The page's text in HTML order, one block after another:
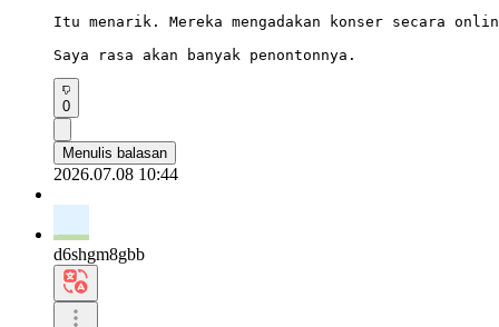
Itu menarik. Mereka mengadakan konser secara
Saya rasa akan banyak penontonnya.
0
Menulis balasan
2026.07.08 10:44
d6shgm8gbb